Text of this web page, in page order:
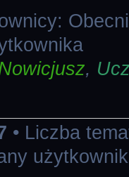
,
• Liczba